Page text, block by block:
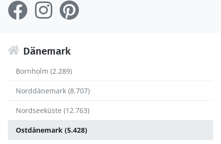
Dänemark
Bornholm (2.289)
Norddänemark (8.707)
Nordseeküste (12.763)
Ostdänemark (5.428)